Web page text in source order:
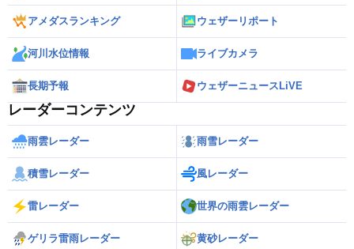
アメダスランキング ウェザーリポート
河川水位情報 ライブカメラ
長期予報 ウェザーニュースLiVE
レーダーコンテンツ
雨雲レーダー 雨雪レーダー
積雪レーダー 風レーダー
雷レーダー 世界の雨雲レーダー
ゲリラ雷雨レーダー 黄砂レーダー